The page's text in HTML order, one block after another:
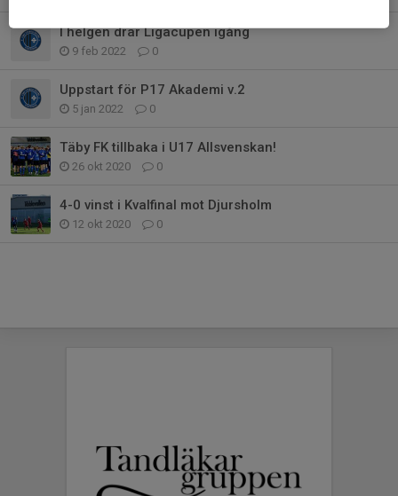
I helgen drar Ligacupen igång
9 feb 2022 0
Uppstart för P17 Akademi v.2
5 jan 2022 0
Täby FK tillbaka i U17 Allsvenskan!
26 okt 2020 0
4-0 vinst i Kvalfinal mot Djursholm
12 okt 2020 0